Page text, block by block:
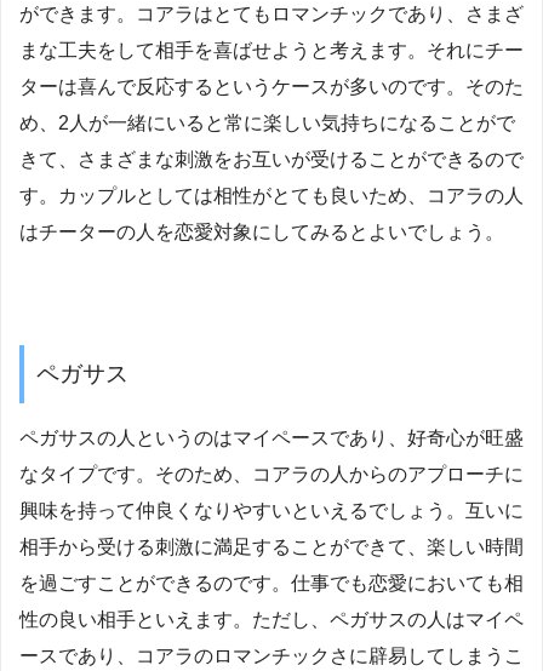
ができます。コアラはとてもロマンチックであり、さまざ
まな工夫をして相手を喜ばせようと考えます。それにチー
ターは喜んで反応するというケースが多いのです。そのた
め、2人が一緒にいると常に楽しい気持ちになることがで
きて、さまざまな刺激をお互いが受けることができるので
す。カップルとしては相性がとても良いため、コアラの人
はチーターの人を恋愛対象にしてみるとよいでしょう。
ペガサス
ペガサスの人というのはマイペースであり、好奇心が旺盛
なタイプです。そのため、コアラの人からのアプローチに
興味を持って仲良くなりやすいといえるでしょう。互いに
相手から受ける刺激に満足することができて、楽しい時間
を過ごすことができるのです。仕事でも恋愛においても相
性の良い相手といえます。ただし、ペガサスの人はマイペ
ースであり、コアラのロマンチックさに辟易してしまうこ